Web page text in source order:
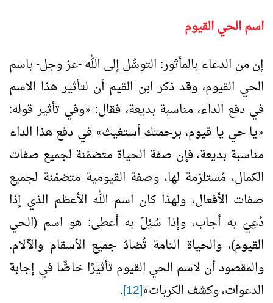
اسم الحي القيوم
إن من الدعاء بالمأثور: التوسُّل إلى الله -عز وجل- باسم
الحي القيوم، وقد ذكر ابن القيم أن لتأثير هذا الاسم
في دفع الداء، مناسبة بديعة، فقال: «وفي تأثير قوله:
«يا حي يا قيوم، برحمتك أستغيث» في دفع هذا الداء
مناسبة بديعة، فإن صفة الحياة متضمّنة لجميع صفات
الكمال، مُستلزمة لها، وصفة القيومية متضمّنة لجميع
صفات الأفعال، ولهذا كان اسم الله الأعظم الذي إذا
دُعِيَ به أجاب، وإذا سُئِلَ به أعطى: هو اسم (الحي
القيوم)، والحياة التامة تُضادّ جميع الأسقام والآلام.
والمقصود أن لاسم الحي القيوم تأثيرًا خاصًّا في إجابة
الدعوات، وكشف الكربات»
[12]
.